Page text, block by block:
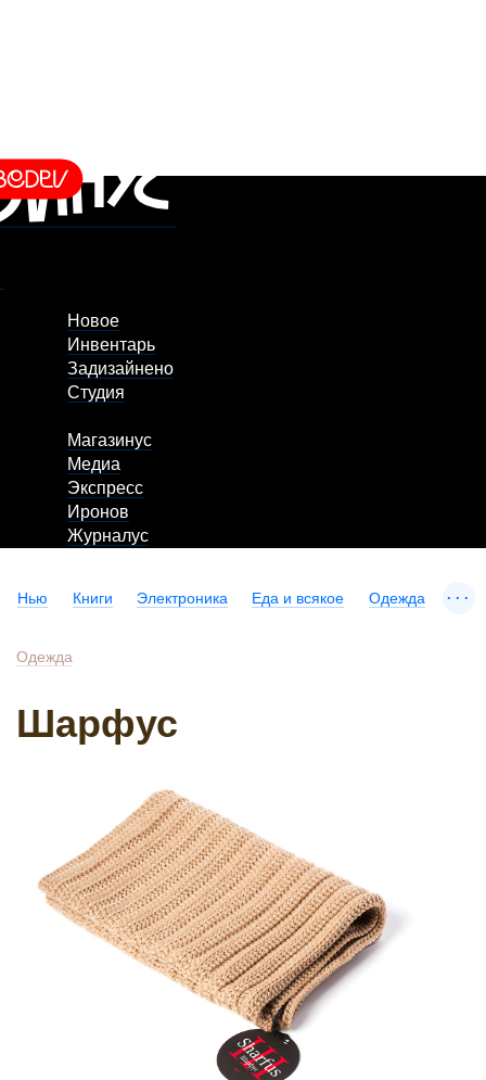
Новое
Инвентарь
Задизайнено
Студия
Магазинус
Медиа
Экспресс
Иронов
Журналус
Нью Книги Электроника Еда и всякое Одежда ...
Одежда
Шарфус